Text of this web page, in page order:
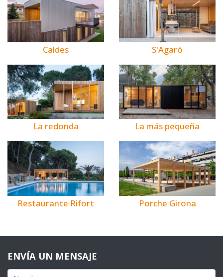
Caldes S'Agaró
La redonda La más pequeña
Restaurante Rifort Porche Girona
ENVÍA UN MENSAJE